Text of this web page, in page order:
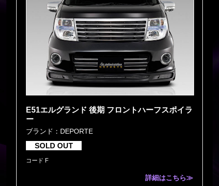
E51エルグランド 後期 フロントハーフスポイラ
ー
ブランド：DEPORTE
SOLD OUT
コード F
詳細はこちら≫